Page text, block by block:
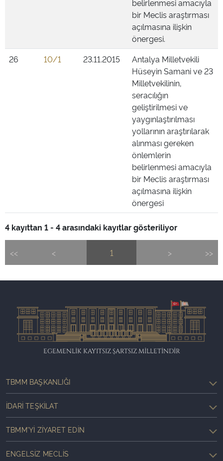
belirlenmesi amacıyla
bir Meclis araştırması
açılmasına ilişkin
önergesi.
26
10/1 23.11.2015
Antalya Milletvekili
Hüseyin Samani ve 23
Milletvekilinin,
seracılığın
geliştirilmesi ve
yaygınlaştırılması
yollarının araştırılarak
alınması gereken
önlemlerin
belirlenmesi amacıyla
bir Meclis araştırması
açılmasına ilişkin
önergesi
4 kayıttan 1 - 4 arasındaki kayıtlar gösteriliyor
<< < 1 > >>
EGEMENLİK KAYITSIZ ŞARTSIZ MİLLETİNDİR
TBMM BAŞKANLIĞI
İDARI TEŞKILAT
TBMM'YI ZIYARET EDIN
ENGELSIZ MECLIS